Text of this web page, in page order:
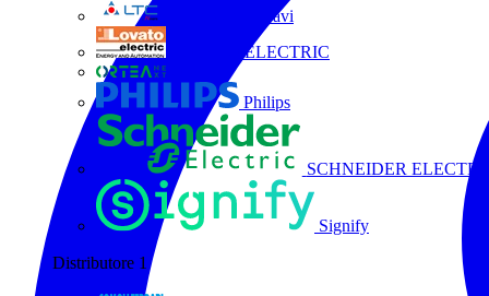
La Triveneta Cavi
LOVATO ELECTRIC
Philips
SCHNEIDER
Signify
Distributore 1